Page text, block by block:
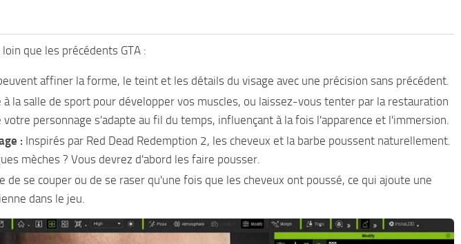
que les précédents GTA :
affiner la forme, le teint et les détails du visage avec une précision sans précédent.
à la salle de sport pour développer vos muscles, ou laissez-vous tenter par la restauration
personnage s'adapte au fil du temps, influençant à la fois l'apparence et l'immersion.
: Inspirés par Red Dead Redemption 2, les cheveux et la barbe poussent naturellement.
mèches ? Vous devrez d'abord les faire pousser.
de se couper ou de se raser qu'une fois que les cheveux ont poussé, ce qui ajoute une
dans le jeu.